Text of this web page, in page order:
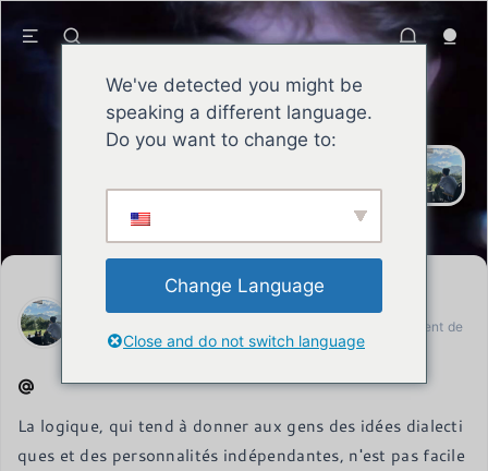
SEAN
Le sage s'efforce sans relâche de
s'améliorer, assume ses
de caractère inébranlable et d'un
esprit combatif.
Lettre datée du 13 juillet 2024 du représentant permanent de
l'Union européenne (UE)
La logique, qui tend à donner aux gens des idées dialecti
ques et des personnalités indépendantes, n'est pas facile
We've detected you might be
speaking a different language.
Do you want to change to:
Change Language
Close and do not switch language